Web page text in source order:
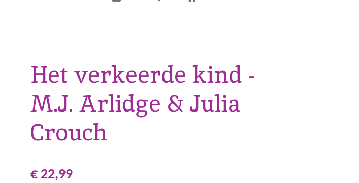
Het verkeerde kind -
M.J. Arlidge & Julia
Crouch
€ 22,99